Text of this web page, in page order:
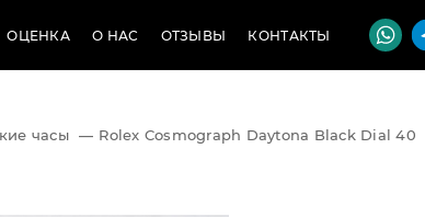
ОЦЕНКА О НАС ОТЗЫВЫ КОНТАКТЫ
часы — Rolex Cosmograph Daytona Black Dial 40